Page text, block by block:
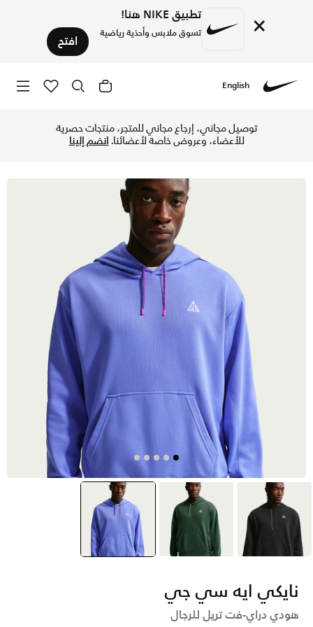
× تطبيق NIKE هنا!
تسوق ملابس وأحذية رياضية افتح
English
توصيل مجاني، إرجاع مجاني للمتجر، منتجات حصرية
للأعضاء، وعروض خاصة لأعضائنا.انضم إلينا
أسود أخضر selected
أزرق
نايكي ايه سي جي
هودي دراي-فت تريل للرجال